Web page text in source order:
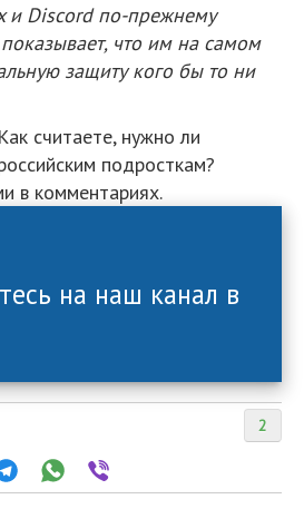
и Discord по-прежнему
что им на самом
защиту кого бы то ни
считаете, нужно ли
подросткам?
в комментариях.
на наш канал в
2